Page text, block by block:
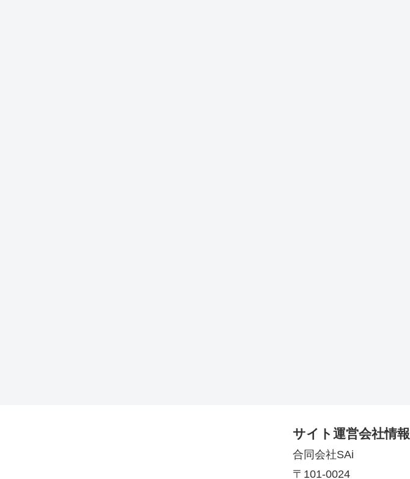
サイト運営会社情報
合同会社SAi
〒101-0024